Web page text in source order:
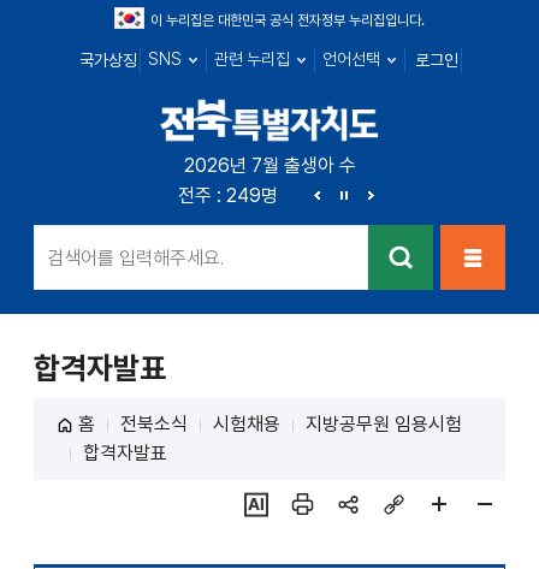
전북특별자치
도
2026년 7월 출생아 수
전주 : 249명 군산 : 89명
이 누리집은 대한민국 공식 전자정부 누리집입니다.
국가상징 SNS 관련 누리집 언어선택 로그인
합격자발표
홈 전북소식 시험채용
지방공무원 임용시험
합격자발표